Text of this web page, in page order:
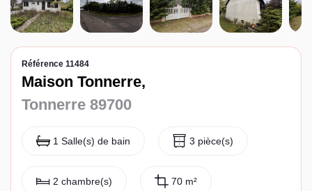
Espace client
Référence 11484
Maison Tonnerre,
Tonnerre 89700
1 Salle(s) de bain 3 pièce(s)
2 chambre(s) 70 m²